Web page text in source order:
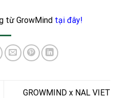
từ GrowMind tại đây!
GROWMIND x NAL VIET